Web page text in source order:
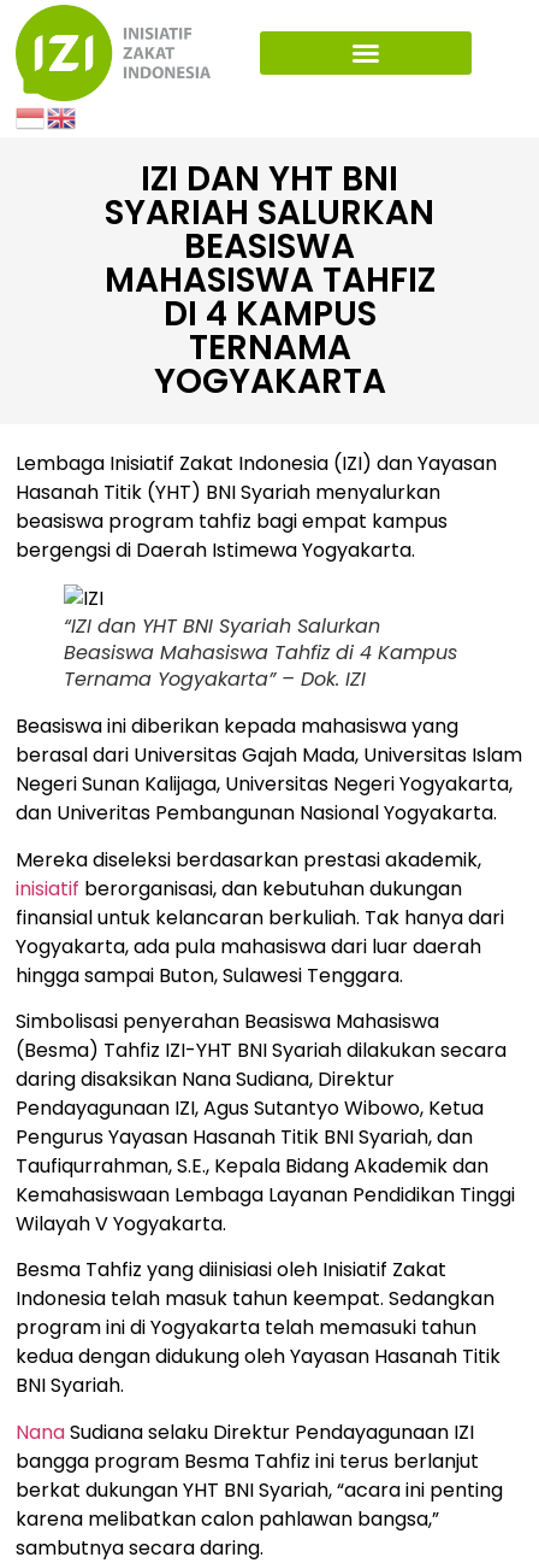
IZI DAN YHT BNI
SYARIAH SALURKAN
BEASISWA
MAHASISWA TAHFIZ
DI 4 KAMPUS
TERNAMA
YOGYAKARTA
Lembaga Inisiatif Zakat Indonesia (IZI) dan Yayasan
Hasanah Titik (YHT) BNI Syariah menyalurkan
beasiswa program tahfiz bagi empat kampus
bergengsi di Daerah Istimewa Yogyakarta.
“IZI dan YHT BNI Syariah Salurkan
Beasiswa Mahasiswa Tahfiz di 4 Kampus
Ternama Yogyakarta” – Dok. IZI
Beasiswa ini diberikan kepada mahasiswa yang
berasal dari Universitas Gajah Mada, Universitas Islam
Negeri Sunan Kalijaga, Universitas Negeri Yogyakarta,
dan Univeritas Pembangunan Nasional Yogyakarta.
Mereka diseleksi berdasarkan prestasi akademik,
inisiatif berorganisasi, dan kebutuhan dukungan
finansial untuk kelancaran berkuliah. Tak hanya dari
Yogyakarta, ada pula mahasiswa dari luar daerah
hingga sampai Buton, Sulawesi Tenggara.
Simbolisasi penyerahan Beasiswa Mahasiswa
(Besma) Tahfiz IZI-YHT BNI Syariah dilakukan secara
daring disaksikan Nana Sudiana, Direktur
Pendayagunaan IZI, Agus Sutantyo Wibowo, Ketua
Pengurus Yayasan Hasanah Titik BNI Syariah, dan
Taufiqurrahman, S.E., Kepala Bidang Akademik dan
Kemahasiswaan Lembaga Layanan Pendidikan Tinggi
Wilayah V Yogyakarta.
Besma Tahfiz yang diinisiasi oleh Inisiatif Zakat
Indonesia telah masuk tahun keempat. Sedangkan
program ini di Yogyakarta telah memasuki tahun
kedua dengan didukung oleh Yayasan Hasanah Titik
BNI Syariah.
NanaSudiana selaku Direktur Pendayagunaan IZI
bangga program Besma Tahfiz ini terus berlanjut
berkat dukungan YHT BNI Syariah, “acara ini penting
karena melibatkan calon pahlawan bangsa,”
sambutnya secara daring.